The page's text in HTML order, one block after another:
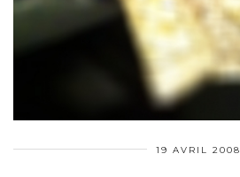
19 AVRIL 2008